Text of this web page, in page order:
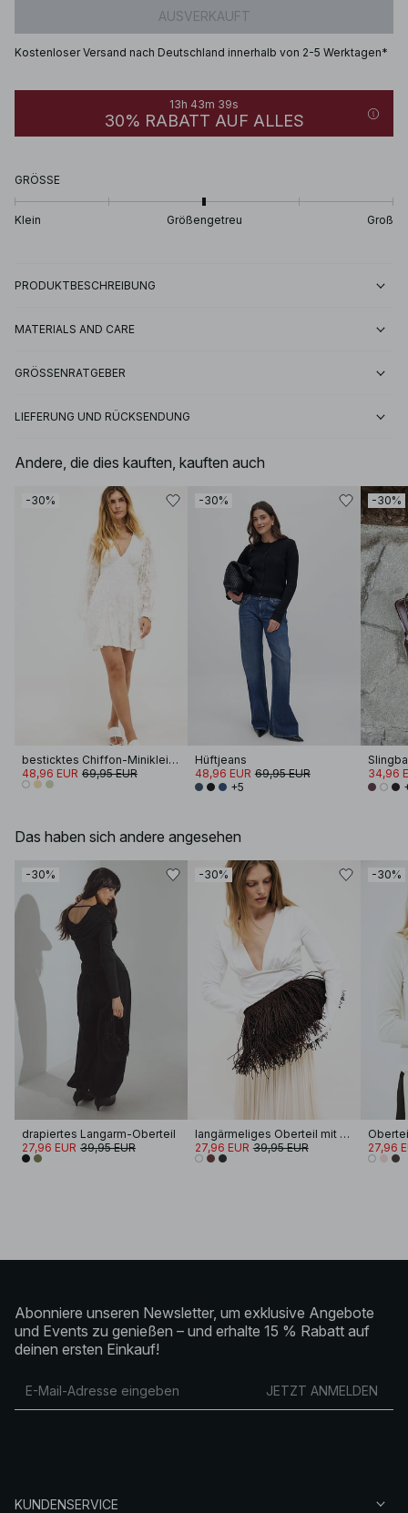
AUSVERKAUFT
Kostenloser Versand nach Deutschland innerhalb von 2-5 Werktagen*
13h 43m 39s
30% RABATT AUF ALLES
GRÖSSE
Klein Größengetreu Groß
PRODUKTBESCHREIBUNG
MATERIALS AND CARE
GRÖSSENRATGEBER
LIEFERUNG UND RÜCKSENDUNG
Andere, die dies kauften, kauften auch
-30%
besticktes Chiffon-Minikleid mit langen Ärmeln
48,96 EUR 69,95 EUR
-30%
Hüftjeans
48,96 EUR 69,95 EUR
+5
-30%
34,96
Das haben sich andere angesehen
-30%
drapiertes Langarm-Oberteil
27,96 EUR 39,95 EUR
-30%
langärmeliges Oberteil mit tiefem Ausschnitt
27,96 EUR 39,95 EUR
-30%
27,96
Abonniere unseren Newsletter, um exklusive Angebote
und Events zu genießen – und erhalte 15 % Rabatt auf
deinen ersten Einkauf!
JETZT ANMELDEN
KUNDENSERVICE